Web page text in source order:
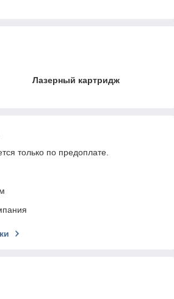
Лазерный картридж
только по предоплате.